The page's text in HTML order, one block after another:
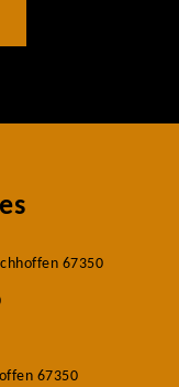
67350
67350